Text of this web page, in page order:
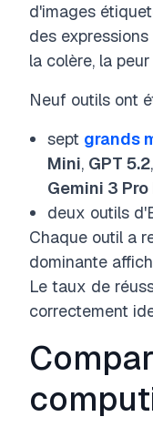
d'images
des
la colère, la
Neuf outils ont
sept grands
Mini, GPT 5.2,
Gemini 3
deux outils
Chaque outil a
dominante
Le taux de
correctement